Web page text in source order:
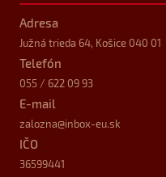
Adresa
Južná trieda 64, Košice 040 01
Telefón
055 / 622 09 93
E-mail
zalozna@inbox-eu.sk
IČO
36599441